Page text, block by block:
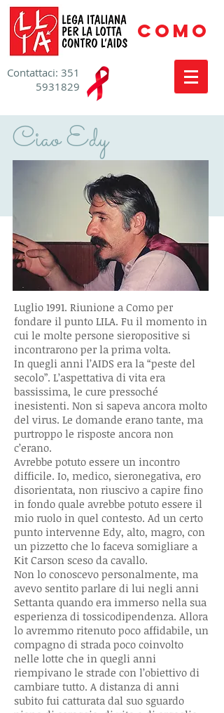
​Contattaci: 351
5931829
COMO
Ciao Edy
Luglio 1991. Riunione a Como per
fondare il punto LILA. Fu il momento in
cui le molte persone sieropositive si
incontrarono per la prima volta.
In quegli anni l’AIDS era la “peste del
secolo”. L’aspettativa di vita era
bassissima, le cure pressoché
inesistenti. Non si sapeva ancora molto
del virus. Le domande erano tante, ma
purtroppo le risposte ancora non
c’erano.
Avrebbe potuto essere un incontro
difficile. Io, medico, sieronegativa, ero
disorientata, non riuscivo a capire fino
in fondo quale avrebbe potuto essere il
mio ruolo in quel contesto. Ad un certo
punto intervenne Edy, alto, magro, con
un pizzetto che lo faceva somigliare a
Kit Carson sceso da cavallo.
Non lo conoscevo personalmente, ma
avevo sentito parlare di lui negli anni
Settanta quando era immerso nella sua
esperienza di tossicodipendenza. Allora
lo avremmo ritenuto poco affidabile, un
compagno di strada poco coinvolto
nelle lotte che in quegli anni
riempivano le strade con l’obiettivo di
cambiare tutto. A distanza di anni
subito fui catturata dal suo sguardo